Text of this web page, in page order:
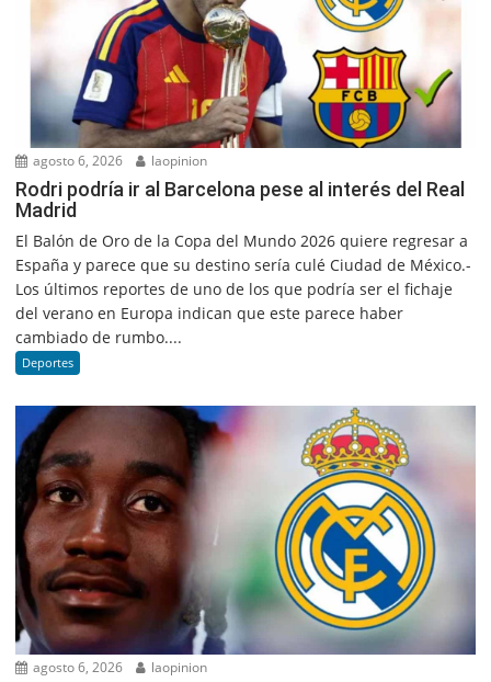
agosto 6, 2026 laopinion
Rodri podría ir al Barcelona pese al interés del Real
Madrid
El Balón de Oro de la Copa del Mundo 2026 quiere regresar a
España y parece que su destino sería culé Ciudad de México.-
Los últimos reportes de uno de los que podría ser el fichaje
del verano en Europa indican que este parece haber
cambiado de rumbo....
Deportes
agosto 6, 2026 laopinion